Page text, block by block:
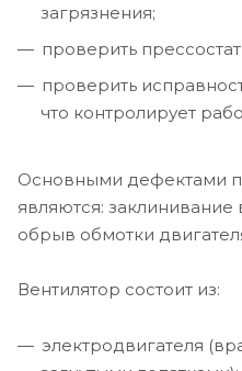
загрязнения;
проверить
проверить
что контролирует
Основными дефектами
являются:
обрыв обмотки
Вентилятор состоит из:
электродвигателя